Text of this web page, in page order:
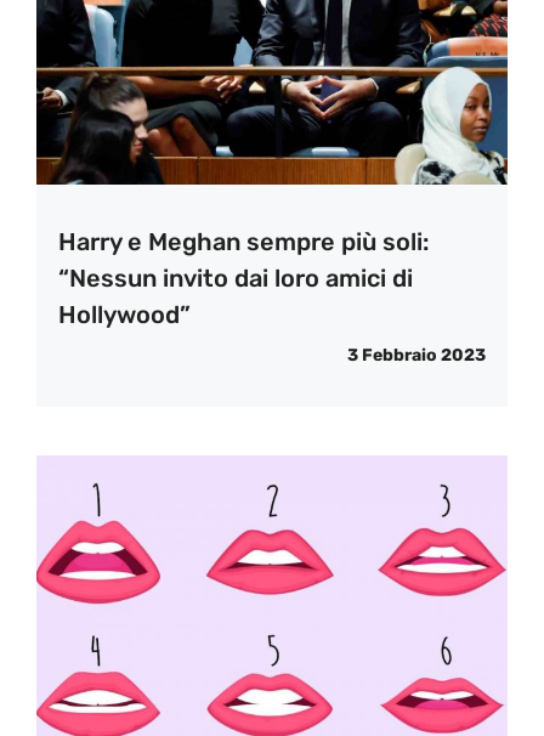
Harry e Meghan sempre più soli:
“Nessun invito dai loro amici di
Hollywood”
3 Febbraio 2023